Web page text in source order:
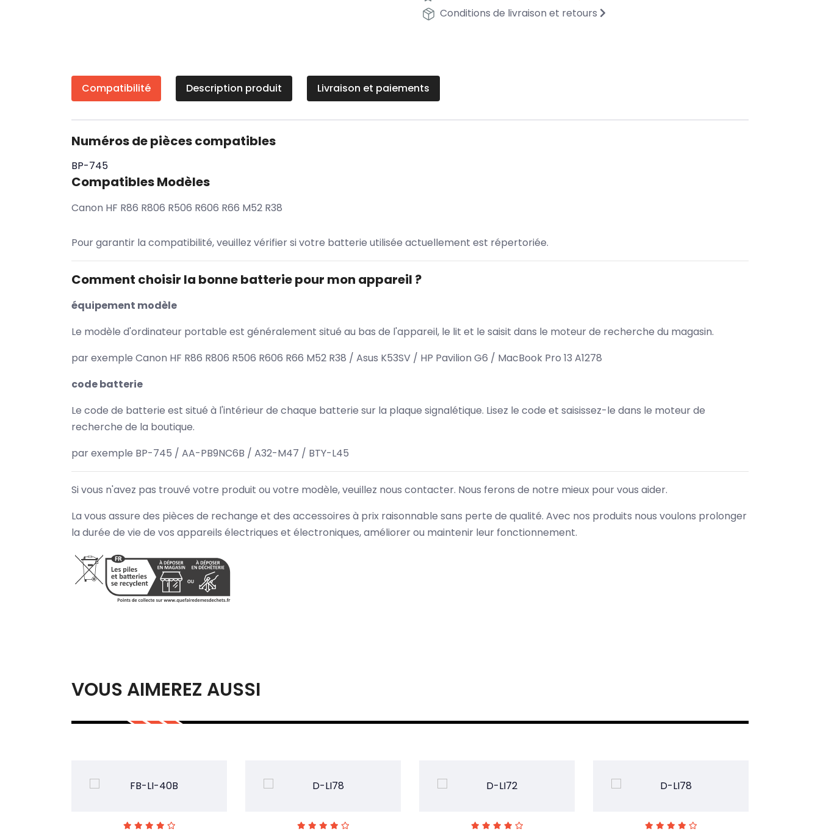
Conditions de livraison et retours
Compatibilité Description produit Livraison et paiements
Numéros de pièces compatibles
BP-745
Compatibles Modèles
Canon HF R86 R806 R506 R606 R66 M52 R38
Pour garantir la compatibilité, veuillez vérifier si votre batterie utilisée actuellement est répertoriée.
Comment choisir la bonne batterie pour mon appareil ?
équipement modèle
Le modèle d'ordinateur portable est généralement situé au bas de l'appareil, le lit et le saisit dans le moteur de recherche du magasin.
par exemple Canon HF R86 R806 R506 R606 R66 M52 R38 / Asus K53SV / HP Pavilion G6 / MacBook Pro 13 A1278
code batterie
Le code de batterie est situé à l'intérieur de chaque batterie sur la plaque signalétique. Lisez le code et saisissez-le dans le moteur de
recherche de la boutique.
par exemple BP-745 / AA-PB9NC6B / A32-M47 / BTY-L45
Si vous n'avez pas trouvé votre produit ou votre modèle, veuillez nous contacter. Nous ferons de notre mieux pour vous aider.
La vous assure des pièces de rechange et des accessoires à prix raisonnable sans perte de qualité. Avec nos produits nous voulons prolonger
la durée de vie de vos appareils électriques et électroniques, améliorer ou maintenir leur fonctionnement.
VOUS AIMEREZ AUSSI